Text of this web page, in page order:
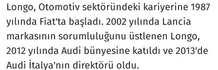
Longo, Otomotiv sektöründeki kariyerine 1987
yılında Fiat'ta başladı. 2002 yılında Lancia
markasının sorumluluğunu üstlenen Longo,
2012 yılında Audi bünyesine katıldı ve 2013'de
Audi İtalya'nın direktörü oldu.